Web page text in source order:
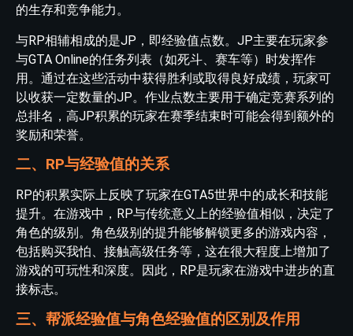
的生存和竞争能力。
与RP相辅相成的是JP，即经验值点数。JP主要在玩家参
与GTA Online的任务列表（如死斗、赛车等）时发挥作
用。通过在这些活动中获得胜利或取得良好成绩，玩家可
以收获一定数量的JP。作业点数主要用于确定竞赛系列的
总排名，高JP积累的玩家在赛季结束时可能会得到额外的
奖励和荣誉。
二、RP与经验值的关系
RP的积累实际上反映了玩家在GTA5世界中的成长和技能
提升。在游戏中，RP与传统意义上的经验值相似，决定了
角色的级别。角色级别的提升能够解锁更多的游戏内容，
包括购买我怕、接触高级任务等，这在很大程度上增加了
游戏的可玩性和深度。因此，RP是玩家在游戏中进步的直
接标志。
三、帮派经验值与角色经验值的区别及作用